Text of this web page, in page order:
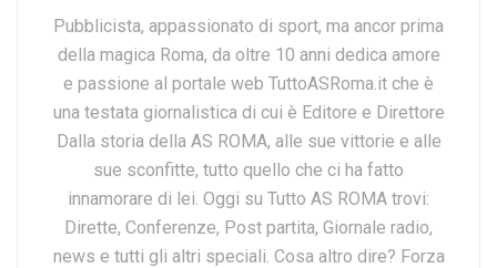
Pubblicista, appassionato di sport, ma ancor prima
della magica Roma, da oltre 10 anni dedica amore
e passione al portale web TuttoASRoma.it che è
una testata giornalistica di cui è Editore e Direttore
Dalla storia della AS ROMA, alle sue vittorie e alle
sue sconfitte, tutto quello che ci ha fatto
innamorare di lei. Oggi su Tutto AS ROMA trovi:
Dirette, Conferenze, Post partita, Giornale radio,
news e tutti gli altri speciali. Cosa altro dire? Forza